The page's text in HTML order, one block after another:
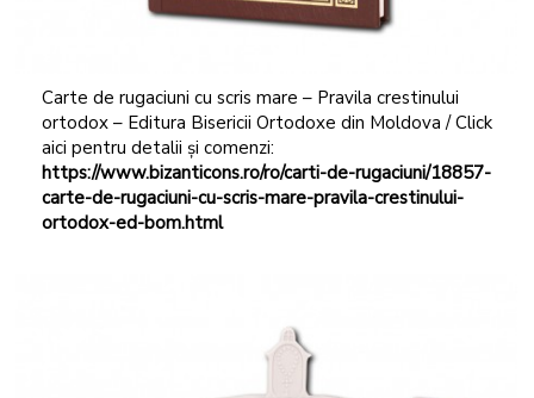
Carte de rugaciuni cu scris mare – Pravila crestinului
ortodox – Editura Bisericii Ortodoxe din Moldova / Click
aici pentru detalii și comenzi:
https://www.bizanticons.ro/ro/carti-de-rugaciuni/18857-
carte-de-rugaciuni-cu-scris-mare-pravila-crestinului-
ortodox-ed-bom.html